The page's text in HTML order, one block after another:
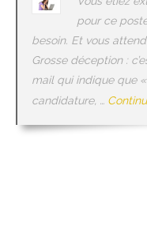
pour ce
besoin. Et vous
Grosse déception :
mail qui indique que
candidature, …